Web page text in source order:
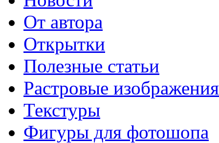
От автора
Открытки
Полезные статьи
Растровые изображения
Текстуры
Фигуры для фотошопа